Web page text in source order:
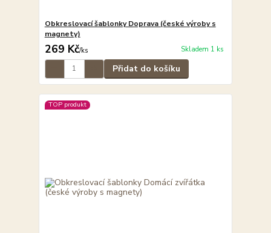
Obkreslovací šablonky Doprava (české výroby s
magnety)
269 Kč/ks Skladem 1 ks
Přidat do košíku
TOP produkt